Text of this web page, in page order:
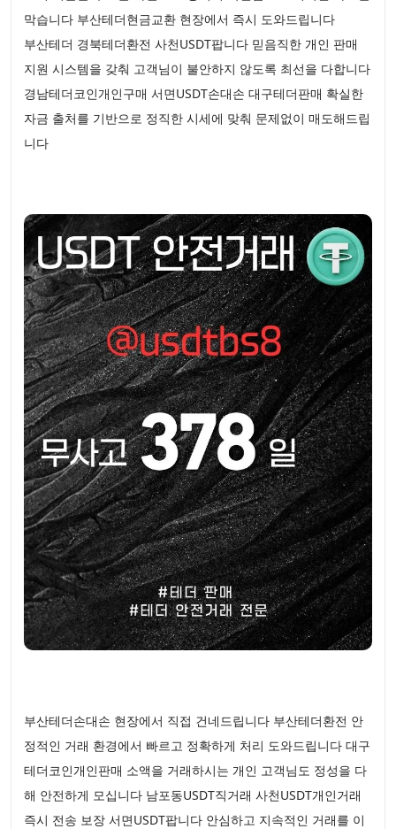
막습니다 부산테더현금교환 현장에서 즉시 도와드립니다
부산테더 경북테더환전 사천USDT팝니다 믿음직한 개인 판매
지원 시스템을 갖춰 고객님이 불안하지 않도록 최선을 다합니다
경남테더코인개인구매 서면USDT손대손 대구테더판매 확실한
자금 출처를 기반으로 정직한 시세에 맞춰 문제없이 매도해드립
니다
부산테더손대손 현장에서 직접 건네드립니다 부산테더환전 안
정적인 거래 환경에서 빠르고 정확하게 처리 도와드립니다 대구
테더코인개인판매 소액을 거래하시는 개인 고객님도 정성을 다
해 안전하게 모십니다 남포동USDT직거래 사천USDT개인거래
즉시 전송 보장 서면USDT팝니다 안심하고 지속적인 거래를 이